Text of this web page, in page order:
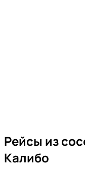
Рейсы из
Калибо